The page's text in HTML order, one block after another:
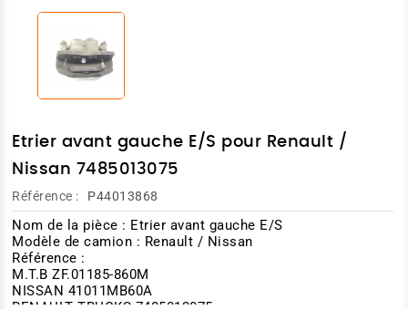
Etrier avant gauche E/S pour Renault /
Nissan 7485013075
Référence : P44013868
Nom de la pièce : Etrier avant gauche E/S
Modèle de camion : Renault / Nissan
Référence :
M.T.B ZF.01185-860M
NISSAN 41011MB60A